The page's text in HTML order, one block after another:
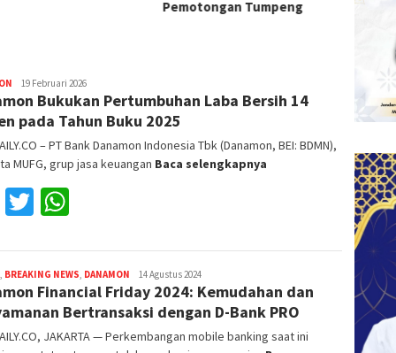
Reza
Fajri
19 Februari 2026
Bukukan Pertumbuhan Laba Bersih 14
pada Tahun Buku 2025
– PT Bank Danamon Indonesia Tbk (Danamon, BEI: BDMN),
MUFG, grup jasa keuangan Baca selengkapnya
Facebook
Twitter
, BREAKING NEWS, DANAMON Reza
Fajri
14 Agustus 2024
Financial Friday 2024: Kemudahan dan
Bertransaksi dengan D-Bank PRO
JAKARTA — Perkembangan mobile banking saat ini